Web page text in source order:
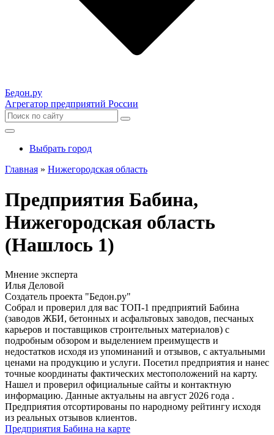
Бедон.ру
Агрегатор предприятий России
Выбрать город
Главная » Нижегородская область
Предприятия Бабина,
Нижегородская область
(Нашлось 1)
Мнение эксперта
Илья Деловой
Создатель проекта "Бедон.ру"
Собрал и проверил для вас ТОП-1 предприятий Бабина
(заводов ЖБИ, бетонных и асфальтовых заводов, песчаных
карьеров и поставщиков строительных материалов) с
подробным обзором и выделением преимуществ и
недостатков исходя из упоминаний и отзывов, с актуальными
ценами на продукцию и услуги. Посетил предприятия и нанес
точные координаты фактических местоположений на карту.
Нашел и проверил официальные сайты и контактную
информацию. Данные актуальны на август 2026 года .
Предприятия отсортированы по народному рейтингу исходя
из реальных отзывов клиентов.
Предприятия Бабина на карте